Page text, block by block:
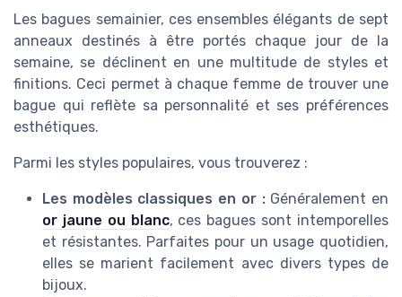
Les bagues semainier, ces ensembles élégants de sept
anneaux destinés à être portés chaque jour de la
semaine, se déclinent en une multitude de styles et
finitions. Ceci permet à chaque femme de trouver une
bague qui reflète sa personnalité et ses préférences
esthétiques.
Parmi les styles populaires, vous trouverez :
Les modèles classiques en or : Généralement en
or jaune ou blanc, ces bagues sont intemporelles
et résistantes. Parfaites pour un usage quotidien,
elles se marient facilement avec divers types de
bijoux.